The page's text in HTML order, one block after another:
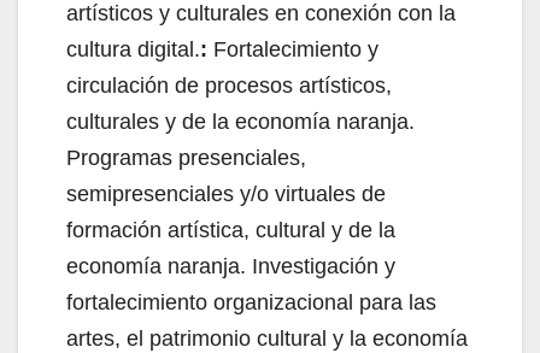
artísticos y culturales en conexión con la
cultura digital.: Fortalecimiento y
circulación de procesos artísticos,
culturales y de la economía naranja.
Programas presenciales,
semipresenciales y/o virtuales de
formación artística, cultural y de la
economía naranja. Investigación y
fortalecimiento organizacional para las
artes, el patrimonio cultural y la economía